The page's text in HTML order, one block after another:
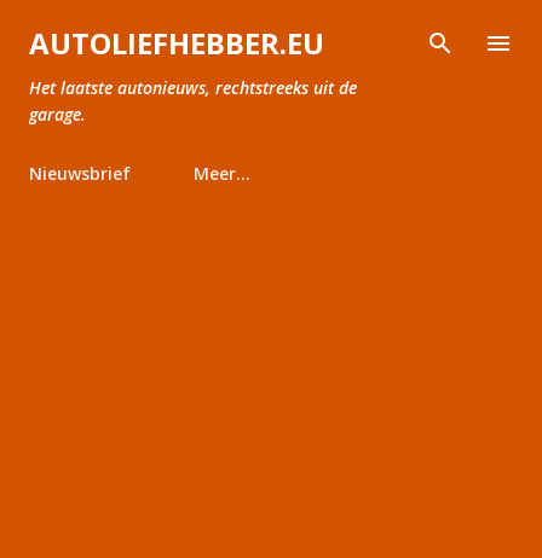
Doorgaan naar hoofdcontent
AUTOLIEFHEBBER.EU
Het laatste autonieuws, rechtstreeks uit de
garage.
Nieuwsbrief Meer…